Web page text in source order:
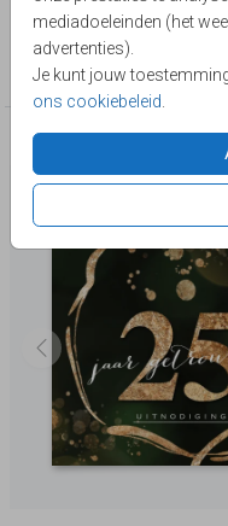
mediadoeleinden (het
advertenties).
Je kunt jouw
ons cookiebeleid
Lievez
Collectie
25 jaar getrouwd
Deze producten